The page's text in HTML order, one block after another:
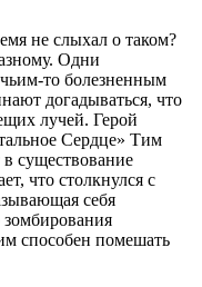
не слыхал о таком?
Одни
то болезненным
догадываться, что
лучей. Герой
Сердце» Тим
существование
что столкнулся с
себя
способен помешать